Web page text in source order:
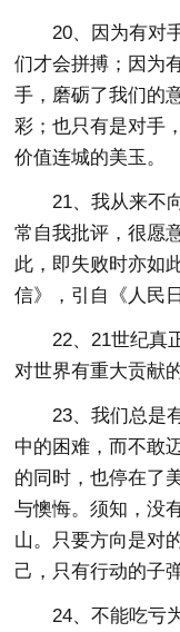
20、因为有对
们才会拼搏；因为
手，磨砺了我们的
彩；也只有是对手
价值连城的美玉。
21、我从来不
常自我批评，很愿
此，即失败时亦如
信》，引自《人民
22、21世纪真
对世界有重大贡献
23、我们总是
中的困难，而不敢
的同时，也停在了
与懊悔。须知，没
山。只要方向是对
己，只有行动的子
24、不能吃亏